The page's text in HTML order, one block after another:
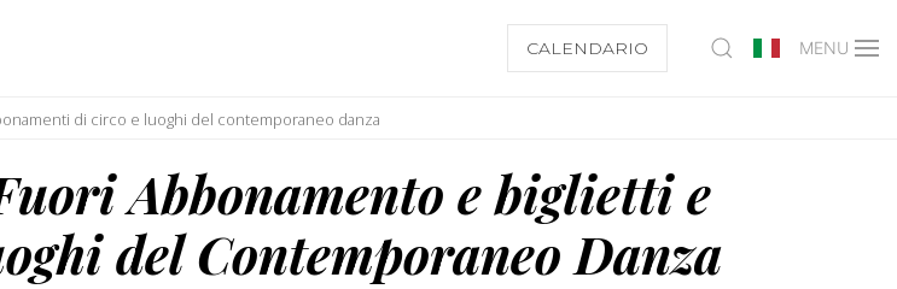
CALENDARIO MENU
di circo e luoghi del contemporaneo danza
Abbonamento e biglietti e
del Contemporaneo Danza